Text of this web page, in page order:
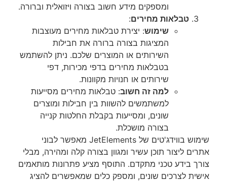
ומספקים מידע חשוב בצורה ויזואלית וברורה.
טבלאות מחירים:
שימוש: יצירת טבלאות מחירים מעוצבות
המציגות בצורה ברורה את חבילות
השירותים או המוצרים שלכם. ניתן להשתמש
בטבלאות מחירים בדפי מכירות, דפי
שירותים או חנויות מקוונות.
למה זה חשוב: טבלאות מחירים מסייעות
למשתמשים להשוות בין חבילות ומוצרים
שונים, ומסייעות בקבלת החלטות קנייה
בצורה מושכלת.
שימוש בווידג'טים של JetElements מאפשר לבוני
אתרים ליצור תוכן עשיר ומגוון בצורה קלה ומהירה, מבלי
צורך בידע טכני מתקדם. התוסף מציע פתרונות מותאמים
אישית לצרכים שונים, ומספק כלים שמאפשרים להציג